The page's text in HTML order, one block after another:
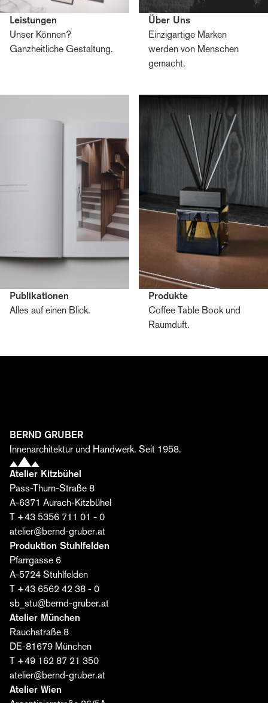
Leistungen
Unser Können?
Ganzheitliche Gestaltung.
Über Uns
Einzigartige Marken
werden von Menschen
gemacht.
Publikationen
Alles auf einen Blick.
Produkte
Coffee Table Book und
Raumduft.
Erhalten Sie Einblicke in die Welt von Bernd Gruber –
einzigartige Räume entstehen.
Vorname*
Nachname*
E-Mail*
Ich stimme zu, dass die Bernd Gruber GmbH meine
Daten zum Versand des Editorials verarbeitet. Die
Einwilligung kann ich jederzeit widerrufen. Weitere
Informationen finden Sie
BERND GRUBER
Innenarchitektur und Handwerk. Seit 1958.
Atelier Kitzbühel
Pass-Thurn-Straße 8
A-6371 Aurach-Kitzbühel
T +43 5356 711 01 - 0
atelier@bernd-gruber.at
Produktion Stuhlfelden
Pfarrgasse 6
A-5724 Stuhlfelden
T +43 6562 42 38 - 0
sb_stu@bernd-gruber.at
Atelier München
Rauchstraße 8
DE-81679 München
T +49 162 87 21 350
atelier@bernd-gruber.at
Atelier Wien